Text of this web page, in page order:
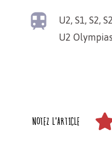
U2, S1, S2,
U2
NOTEZ L'ARTICLE